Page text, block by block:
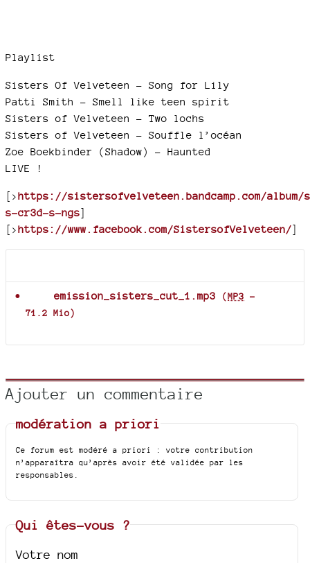
Playlist
Sisters Of Velveteen - Song for Lily
Patti Smith - Smell like teen spirit
Sisters of Velveteen - Two lochs
Sisters of Velveteen - Souffle l’océan
Zoe Boekbinder (Shadow) - Haunted
LIVE !
[>https://sistersofvelveteen.bandcamp.com/album/
s-cr3d-s-ngs]
[>https://www.facebook.com/SistersofVelveteen/]
emission_sisters_cut_1.mp3 (MP3 -
71.2 Mio)
Ajouter un commentaire
modération a priori
Ce forum est modéré a priori : votre contribution
n’apparaîtra qu’après avoir été validée par les
responsables.
Qui êtes-vous ?
Votre nom